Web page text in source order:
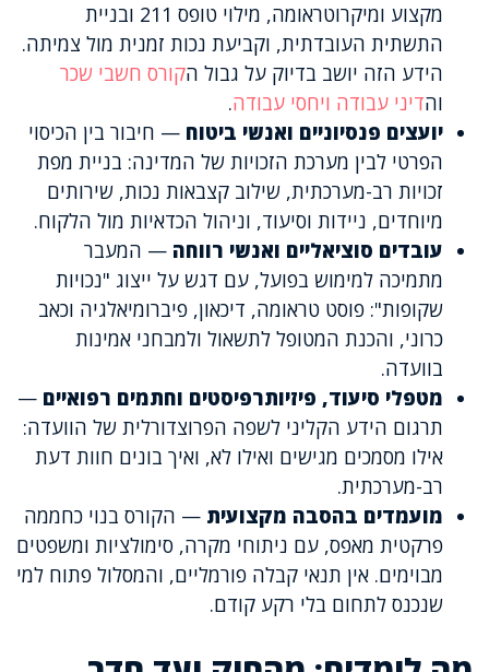
מקצוע ומיקרוטראומה, מילוי טופס 211 ובניית
התשתית העובדתית, וקביעת נכות זמנית מול צמיתה.
הידע הזה יושב בדיוק על גבול הקורס חשבי שכר
והדיני עבודה ויחסי עבודה.
יועצים פנסיוניים ואנשי ביטוח — חיבור בין הכיסוי
הפרטי לבין מערכת הזכויות של המדינה: בניית מפת
זכויות רב-מערכתית, שילוב קצבאות נכות, שירותים
מיוחדים, ניידות וסיעוד, וניהול הכדאיות מול הלקוח.
עובדים סוציאליים ואנשי רווחה — המעבר
מתמיכה למימוש בפועל, עם דגש על ייצוג "נכויות
שקופות": פוסט טראומה, דיכאון, פיברומיאלגיה וכאב
כרוני, והכנת המטופל לתשאול ולמבחני אמינות
בוועדה.
מטפלי סיעוד, פיזיותרפיסטים וחתמים רפואיים —
תרגום הידע הקליני לשפה הפרוצדורלית של הוועדה:
אילו מסמכים מגישים ואילו לא, ואיך בונים חוות דעת
רב-מערכתית.
מועמדים בהסבה מקצועית — הקורס בנוי כחממה
פרקטית מאפס, עם ניתוחי מקרה, סימולציות ומשפטים
מבוימים. אין תנאי קבלה פורמליים, והמסלול פתוח למי
שנכנס לתחום בלי רקע קודם.